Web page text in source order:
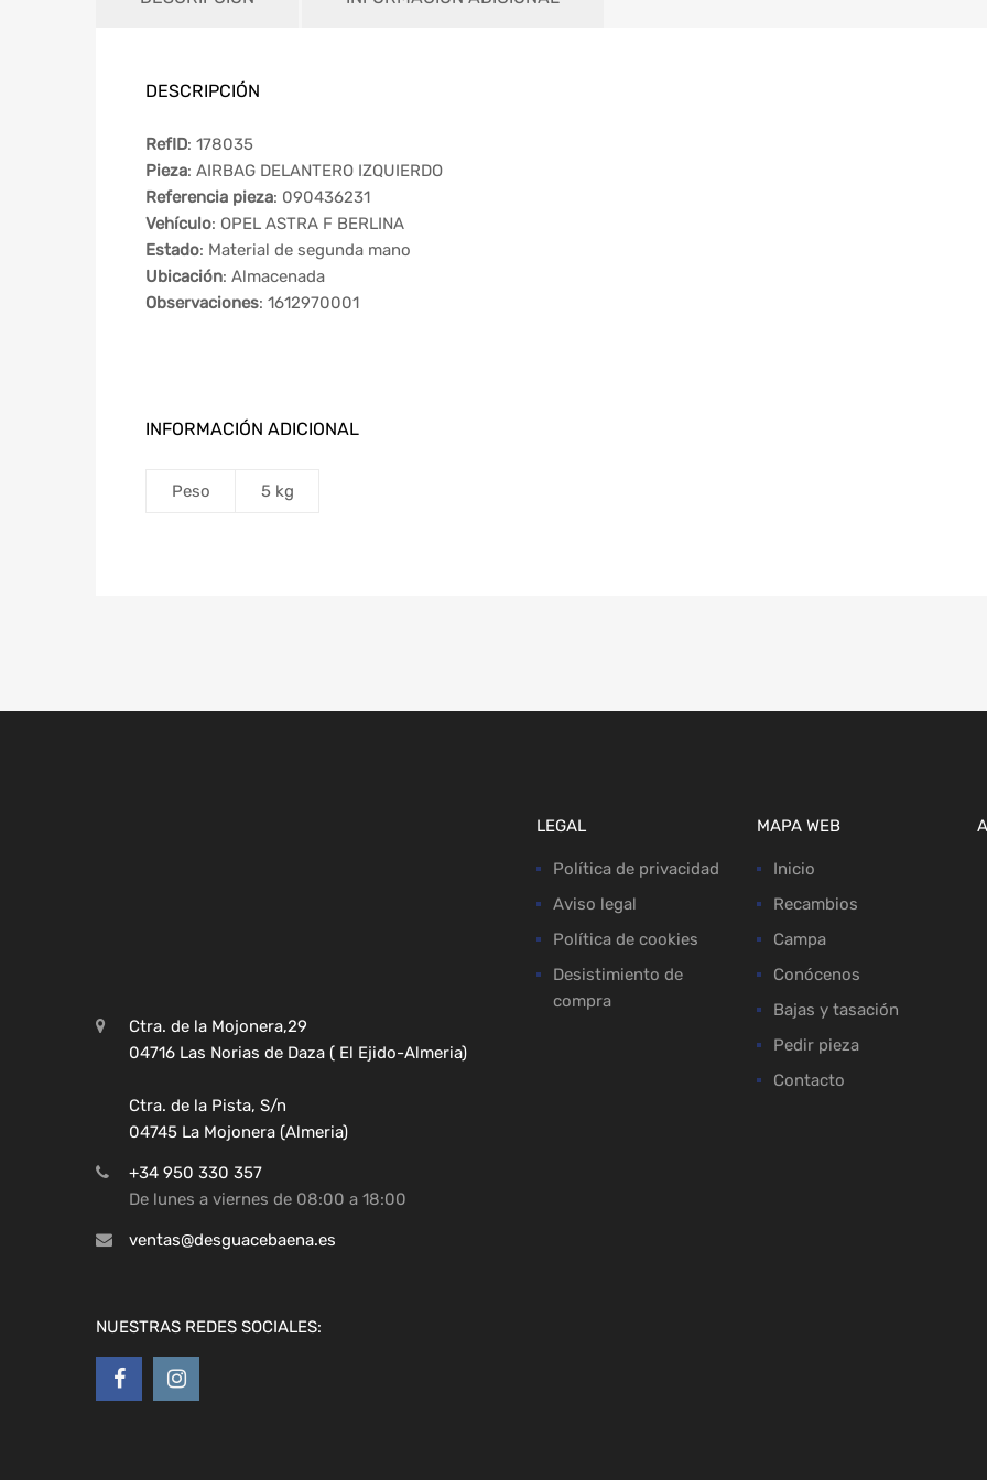
DESCRIPCIÓN
RefID: 178035
Pieza: AIRBAG DELANTERO IZQUIERDO
Referencia pieza: 090436231
Vehículo: OPEL ASTRA F BERLINA
Estado: Material de segunda mano
Ubicación: Almacenada
Observaciones: 1612970001
INFORMACIÓN ADICIONAL
Peso 5 kg
Ctra. de la Mojonera,29
04716 Las Norias de Daza ( El Ejido-Almeria)
Ctra. de la Pista, S/n
04745 La Mojonera (Almeria)
+34 950 330 357
De lunes a viernes de 08:00 a 18:00
ventas@desguacebaena.es
NUESTRAS REDES SOCIALES:
LEGAL
Política de privacidad
Aviso legal
Política de cookies
Desistimiento de
compra
MAPA WEB
Inicio
Recambios
Campa
Conócenos
Bajas y tasación
Pedir pieza
Contacto